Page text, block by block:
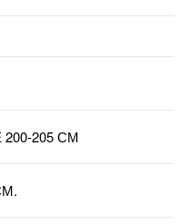
205 СМ